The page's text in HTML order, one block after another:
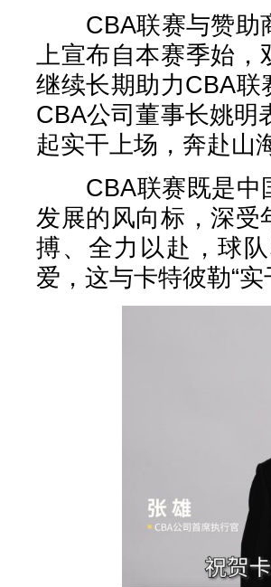
CBA联赛与赞助
上宣布自本赛季始，
继续长期助力CBA
CBA公司董事长姚明
起实干上场，奔赴山
CBA联赛既是中
发展的风向标，深受
搏、全力以赴，球
爱，这与卡特彼勒“